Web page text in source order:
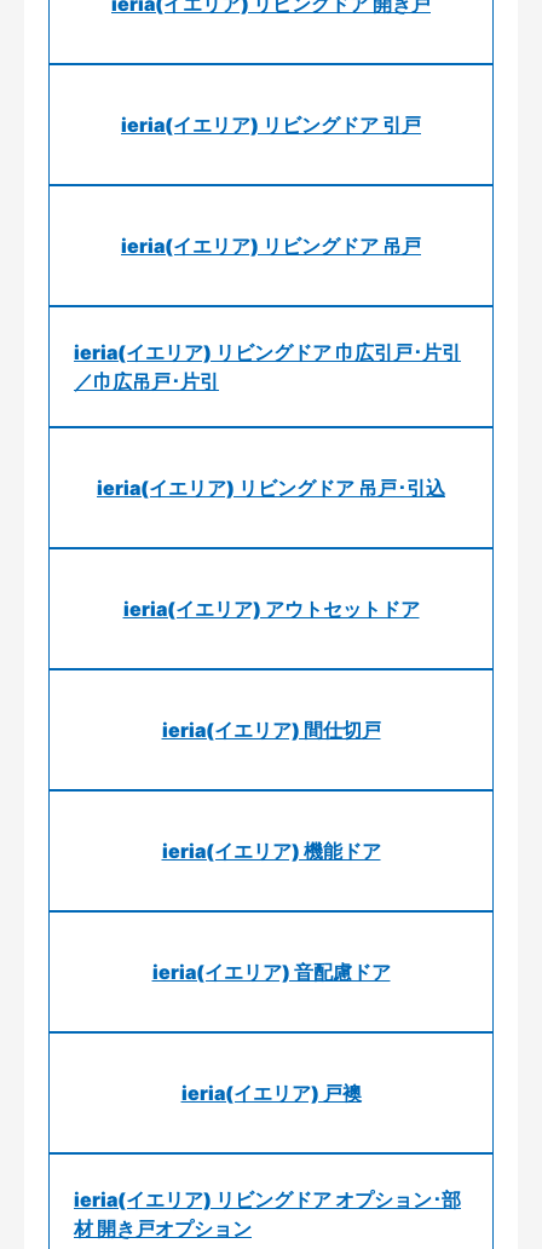
ieria(イエリア) リビングドア 引戸
ieria(イエリア) リビングドア 吊戸
ieria(イエリア) リビングドア 巾広引戸･片引
／巾広吊戸･片引
ieria(イエリア) リビングドア 吊戸･引込
ieria(イエリア) アウトセットドア
ieria(イエリア) 間仕切戸
ieria(イエリア) 機能ドア
ieria(イエリア) 音配慮ドア
ieria(イエリア) 戸襖
ieria(イエリア) リビングドア オプション･部
材 開き戸オプション